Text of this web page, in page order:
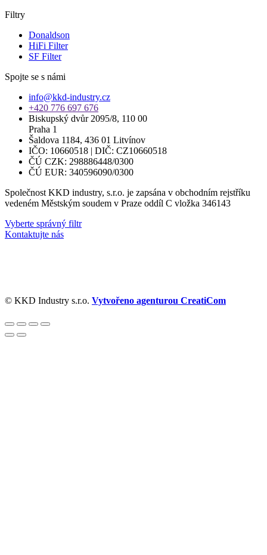
Filtry
Donaldson
HiFi Filter
SF Filter
Spojte se s námi
info@kkd-industry.cz
+420 776 697 676
Biskupský dvůr 2095/8, 110 00
Praha 1
Šaldova 1184, 436 01 Litvínov
IČO: 10660518 | DIČ: CZ10660518
ČÚ CZK: 298886448/0300
ČÚ EUR: 340596090/0300
Společnost KKD industry, s.r.o. je zapsána v obchodním rejstříku
vedeném Městským soudem v Praze oddíl C vložka 346143
Vyberte správný filtr
Kontaktujte nás
© KKD Industry s.r.o. Vytvořeno agenturou CreatiCom